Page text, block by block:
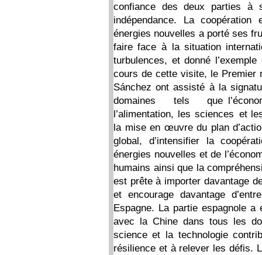
confiance des deux parties à
indépendance. La
énergies nouvelles a porté ses
faire face à la situation
turbulences, et donné
cours de cette visite, le Premier
Sánchez ont assisté à la
domaines tels que
l’alimentation, les sciences et
la mise en œuvre du plan
global, d’intensifier la
énergies nouvelles et de
humains ainsi que la
est prête à importer davantage
et encourage davantage
Espagne. La partie espagnole
avec la Chine dans tous les
science et la technologie
résilience et à relever les défis.